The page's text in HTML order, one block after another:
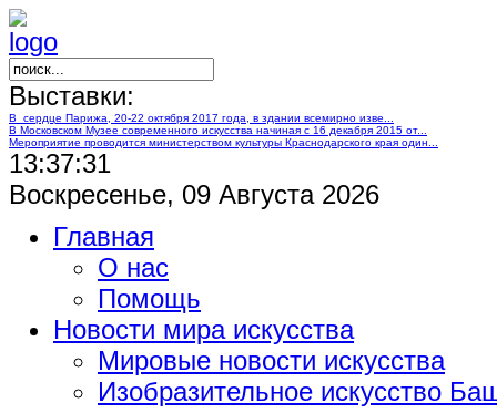
Выставки:
В сердце Парижа, 20-22 октября 2017 года, в здании всемирно изве...
В Московском Музее современного искусства начиная с 16 декабря 2015 от...
Мероприятие проводится министерством культуры Краснодарского края один...
13:37:32
Воскресенье, 09 Августа 2026
Главная
О нас
Помощь
Новости мира искусства
Мировые новости искусства
Изобразительное искусство